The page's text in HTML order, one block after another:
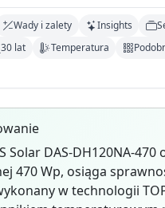
Wady i zalety Insights
30 lat Temperatura
Solar DAS-DH120NA-470
470 Wp, osiąga
w technologii